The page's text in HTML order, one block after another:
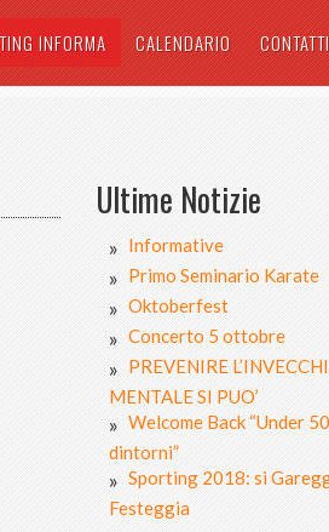
INFORMA CALENDARIO CONTATTI
Ultime Notizie
Informative
Primo Seminario Karate
Oktoberfest
Concerto 5 ottobre
PREVENIRE
MENTALE SI PUO’
Welcome Back “Under
dintorni”
Sporting 2018: si
Festeggia